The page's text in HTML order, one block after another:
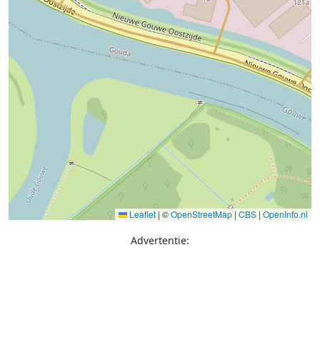
Leaflet | ©OpenStreetMap | CBS | OpenInfo.nl
Advertentie: